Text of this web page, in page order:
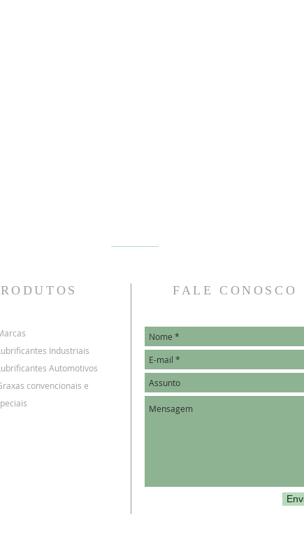
Industriais
Automotivos
convencionais e
FALE CONOSCO